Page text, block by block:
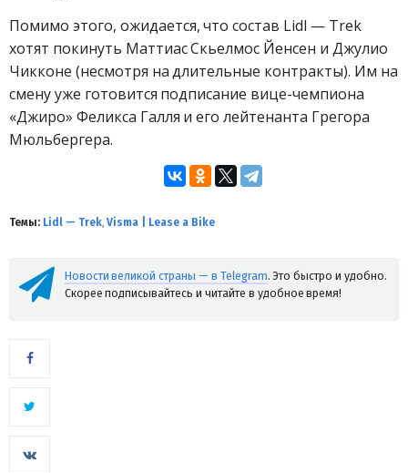
Помимо этого, ожидается, что состав Lidl — Trek
хотят покинуть Маттиас Скьелмос Йенсен и Джулио
Чикконе (несмотря на длительные контракты). Им на
смену уже готовится подписание вице-чемпиона
«Джиро» Феликса Галля и его лейтенанта Грегора
Мюльбергера.
Темы: Lidl — Trek Visma | Lease a Bike
Новости великой страны — в Telegram. Это быстро и удобно.
Скорее подписывайтесь и читайте в удобное время!